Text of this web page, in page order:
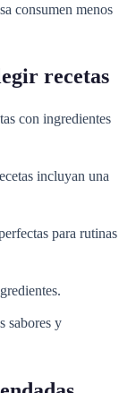
consumen menos
recetas
con ingredientes
incluyan una
para rutinas
sabores y